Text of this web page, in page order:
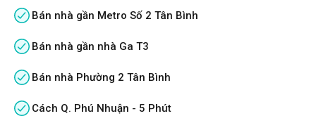
Bán nhà gần Metro Số 2 Tân Bình
Bán nhà gần nhà Ga T3
Bán nhà Phường 2 Tân Bình
Cách Q. Phú Nhuận - 5 Phút